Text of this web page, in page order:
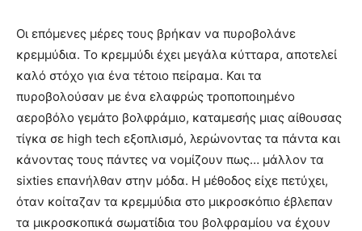
Οι επόμενες μέρες τους βρήκαν να πυροβολάνε
κρεμμύδια. Το κρεμμύδι έχει μεγάλα κύτταρα, αποτελεί
καλό στόχο για ένα τέτοιο πείραμα. Και τα
πυροβολούσαν με ένα ελαφρώς τροποποιημένο
αεροβόλο γεμάτο βολφράμιο, καταμεσής μιας αίθουσας
τίγκα σε high tech εξοπλισμό, λερώνοντας τα πάντα και
κάνοντας τους πάντες να νομίζουν πως… μάλλον τα
sixties επανήλθαν στην μόδα. Η μέθοδος είχε πετύχει,
όταν κοίταζαν τα κρεμμύδια στο μικροσκόπιο έβλεπαν
τα μικροσκοπικά σωματίδια του βολφραμίου να έχουν